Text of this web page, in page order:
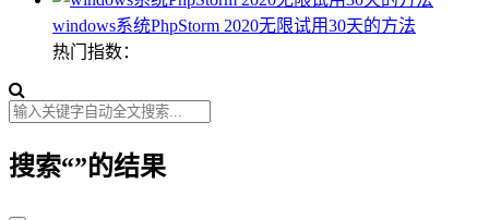
windows系统PhpStorm 2020无限试用30天的方法
热门指数：
搜索“”的结果